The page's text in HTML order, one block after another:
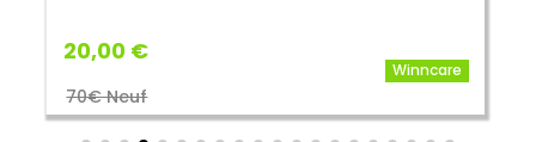
20,00 €
70€ Neuf
Winncare